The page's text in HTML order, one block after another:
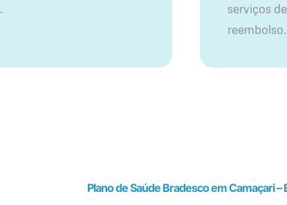
serviços
reembolso.
Plano de Saúde Bradesco em Camaçari –